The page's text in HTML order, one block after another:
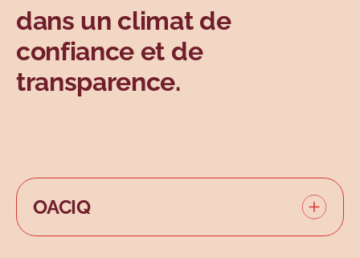
dans un climat de
confiance et de
transparence.
OACIQ
L'Organisme d'autoréglementation